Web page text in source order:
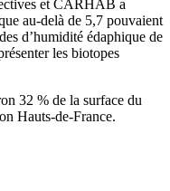
et CARHAB a
au-delà de 5,7 pouvaient
d’humidité édaphique de
les biotopes
32 % de la surface du
Hauts-de-France.